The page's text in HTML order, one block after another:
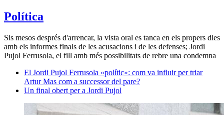
Política
Sis mesos després d'arrencar, la vista oral es tanca en els propers dies
amb els informes finals de les acusacions i de les defenses; Jordi
Pujol Ferrusola, el fill amb més possibilitats de rebre una condemna
El Jordi Pujol Ferrusola «polític»: com va influir per triar
Artur Mas com a successor del pare?
Un final obert per a Jordi Pujol